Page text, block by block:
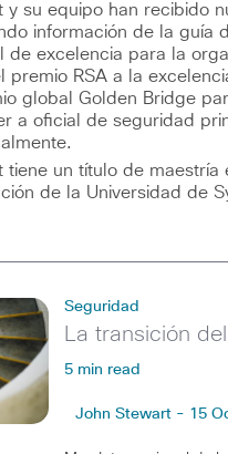
y su equipo han recibido
información de la guía
de excelencia para la
premio RSA a la
global Golden Bridge
a oficial de seguridad
tiene un título de maestría
de la Universidad de
Seguridad
La transición
5 min read
John Stewart - 15